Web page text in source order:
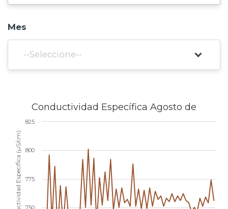
Transparencia activa
Canales de denuncia
Acceso trabajadores/as
Mes
Conductividad Específica (µS/cm)
Conductividad Específica Agosto de
800
750
775
825